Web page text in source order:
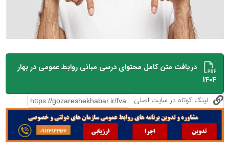
دریافت متن کامل محتوای درسی مبانی روابط عمومی در بهار
1404
لینک کوتاه در سایت اصلی